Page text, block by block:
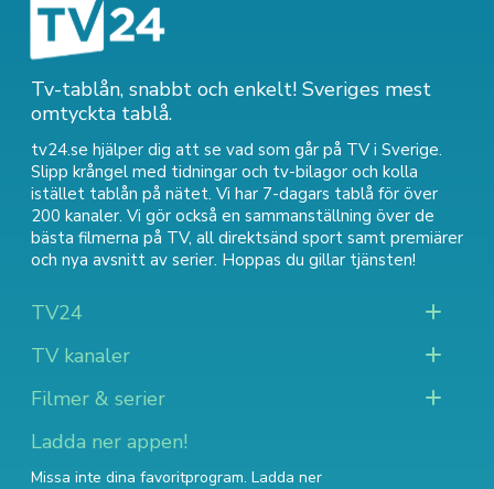
Tv-tablån, snabbt och enkelt! Sveriges mest
omtyckta tablå.
tv24.se hjälper dig att se vad som går på TV i Sverige.
Slipp krångel med tidningar och tv-bilagor och kolla
istället tablån på nätet. Vi har 7-dagars tablå för över
200 kanaler. Vi gör också en sammanställning över de
bästa filmerna på TV, all direktsänd sport samt premiärer
och nya avsnitt av serier. Hoppas du gillar tjänsten!
TV24
TV kanaler
Filmer & serier
Ladda ner appen!
Missa inte dina favoritprogram. Ladda ner